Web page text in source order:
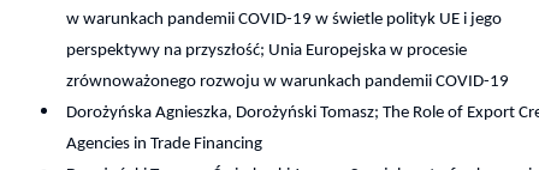
w warunkach pandemii COVID-19 w świetle polityk UE i jego
perspektywy na przyszłość; Unia Europejska w procesie
zrównoważonego rozwoju w warunkach pandemii COVID-19
Dorożyńska Agnieszka, Dorożyński Tomasz; The Role of Export
Agencies in Trade Financing